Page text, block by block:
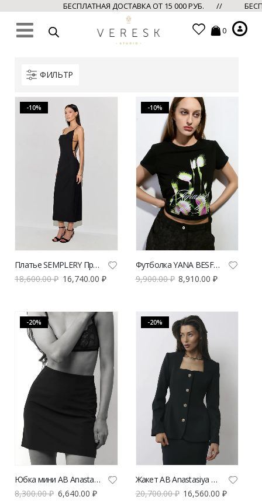
БЕСПЛАТНАЯ ДОСТАВКА ОТ 15 000 РУБ. //
0
ФИЛЬТР
-10%
Платье SEMPLERY Провокация из костюмной ткани | VERESK studio
18,600.00₽ 16,740.00 ₽
-10%
Футболка YANA BESFAMILNAYA «Агрессив» черного цвета | VERESK studio
9,900.00₽ 8,910.00₽
-20%
Юбка мини AB Anastasiya Burdyugova | VERESK studio
8,300.00₽ 6,640.00 ₽
-20%
Жакет AB Anastasiya Burdyugova приталенный с квадратным вырезом | VERESK studio
20,700.00₽ 16,560.00₽